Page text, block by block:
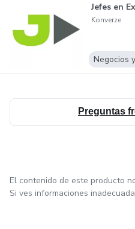
Jefes en
Konverze
Negocios
Preguntas
El contenido de este producto
Si ves informaciones